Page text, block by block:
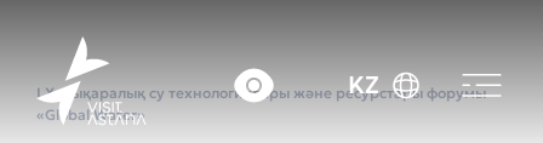
KZ
Оқиғалар күнтізбесі
I Халықаралық су технологиялары және ресурстары форумы
«Global Water»